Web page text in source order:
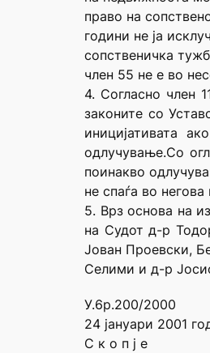
право на
години не ја
сопственичка
член 55 не е во
4. Согласно член
законите со
иницијативата
одлучување.Со
поинакво
не спаѓа во
5. Врз основа на
на Судот д-р
Јован Проевски,
Селими и д-р
У.6р.200/2000
24 јануари 2001
С к о п ј е